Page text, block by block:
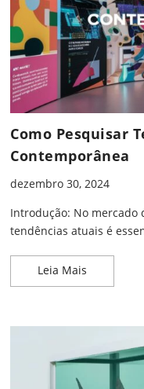
Como Pesquisar
Contemporânea
dezembro 30, 2024
Introdução: No mercado
tendências atuais é
Leia Mais